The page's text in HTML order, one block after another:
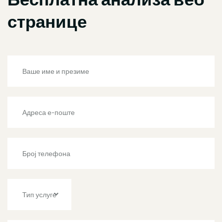
странице
Тип услуге